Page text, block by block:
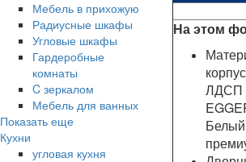
Мебель в прихожую
Радиусные шкафы
Угловые шкафы
Гардеробные
комнаты
C зеркалом
Мебель для ванных
Показать еще
Кухни
угловая кухня
На этом
ЛДСП
Белый